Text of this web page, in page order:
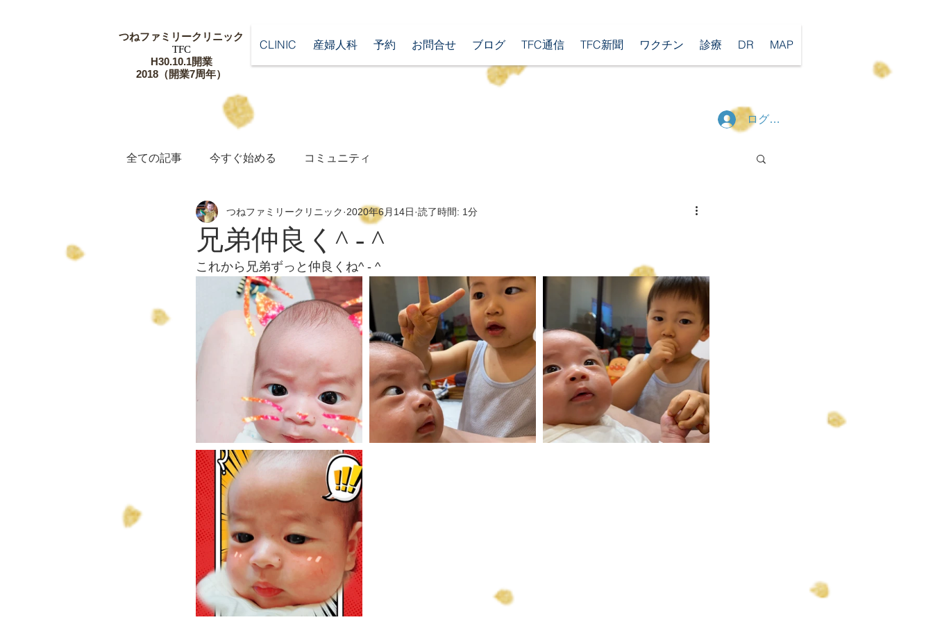
つねファミリークリニック
​TFC
​H30.10.1開業
​2018（開業7周年）
CLINIC 産婦人科 予約 お問合せ ブログ TFC通信 TFC新聞 ワクチン 診療 DR MAP
ログイン
全ての記事 今すぐ始める コミュニティ
兄弟仲良く^ - ^
つねファミリークリニック 2020年6月14日 読了時間: 1分
これから兄弟ずっと仲良くね^ - ^